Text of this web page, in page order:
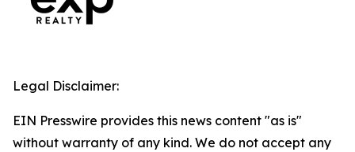
Legal Disclaimer:
EIN Presswire provides this news content "as is"
without warranty of any kind. We do not accept any